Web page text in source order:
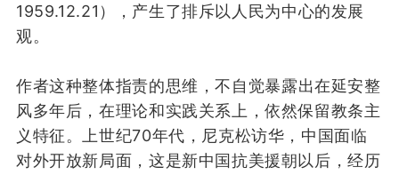
1959.12.21），产生了排斥以 人民为中心的发展
观。
作者这种整体指责的思维 ，不自觉暴露出在延安整
风多年后，在理论和实践关系上，依然保留教条主
义特征。
上世纪70年代，尼克松访华，中国面临
对外开放新局面 ， 这是新中国抗美援朝以后，经历